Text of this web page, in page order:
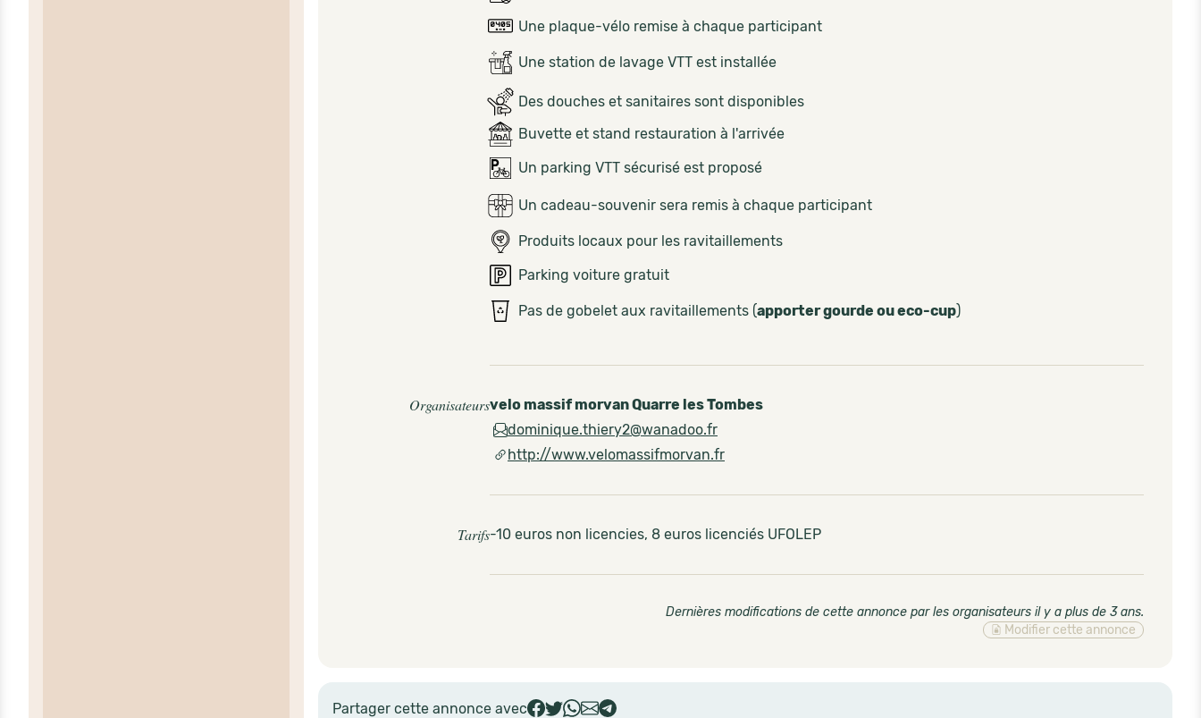
Une plaque-vélo remise à chaque participant
Une station de lavage VTT est installée
Des douches et sanitaires sont disponibles
Buvette et stand restauration à l'arrivée
Un parking VTT sécurisé est proposé
Un cadeau-souvenir sera remis à chaque participant
Produits locaux pour les ravitaillements
Parking voiture gratuit
Pas de gobelet aux ravitaillements (apporter gourde ou eco-cup)
Organisateursvelo massif morvan Quarre les Tombes
dominique.thiery2@wanadoo.fr
http://www.velomassifmorvan.fr
Tarifs-10 euros non licencies, 8 euros licenciés UFOLEP
Dernières modifications de cette annonce par les organisateurs il y a plus de 3 ans.
Modifier cette annonce
Partager cette annonce avec